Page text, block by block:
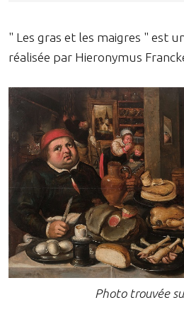
" Les gras et les maigres " est
réalisée par Hieronymus
Photo trouvée